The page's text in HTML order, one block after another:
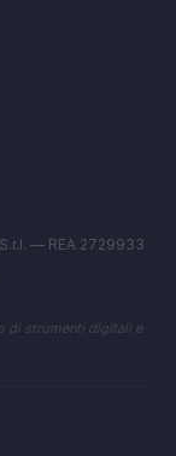
— REA 2729933
di strumenti digitali e